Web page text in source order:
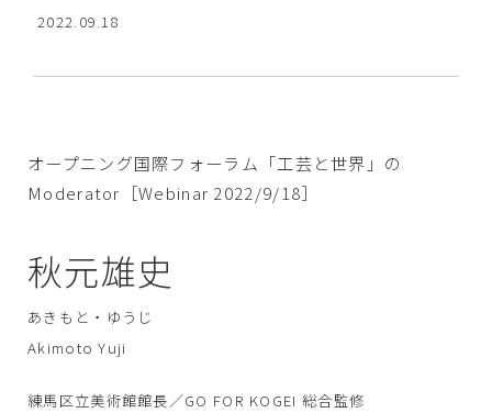
2022.09.18
オープニング国際フォーラム「工芸と世界」の
Moderator［Webinar 2022/9/18］
秋元雄史
あきもと・ゆうじ
Akimoto Yuji
練馬区立美術館館長／GO FOR KOGEI 総合監修